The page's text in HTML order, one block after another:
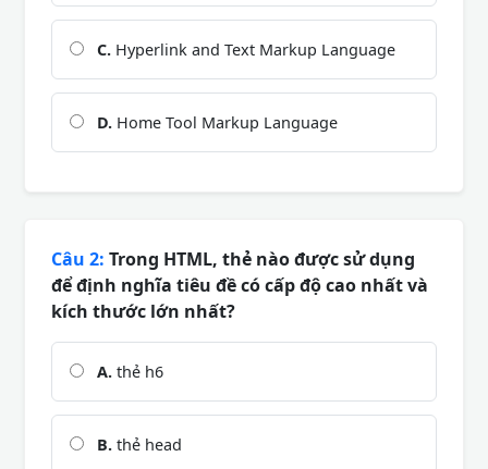
C. Hyperlink and Text Markup Language
D. Home Tool Markup Language
Câu 2: Trong HTML, thẻ nào được sử dụng
để định nghĩa tiêu đề có cấp độ cao nhất và
kích thước lớn nhất?
A. thẻ h6
B. thẻ head